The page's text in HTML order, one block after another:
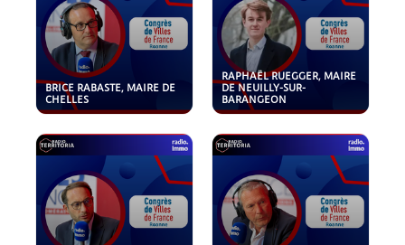
BRICE RABASTE, MAIRE DE
CHELLES
RAPHAËL RUEGGER, MAIRE
DE NEUILLY-SUR-
BARANGEON